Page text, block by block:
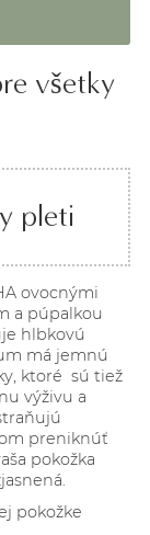
všetky
pleti
ovocnými
a púpalkou
hlbkovú
má jemnú
ktoré sú tiež
výživu a
preniknúť
pokožka
pokožke